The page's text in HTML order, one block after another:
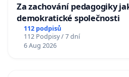
Za zachování pedagogiky
demokratické společnosti
112 podpisů
112 Podpisy / 7 dní
6 Aug 2026